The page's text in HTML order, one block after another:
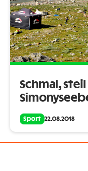
Schmal,
Sport 22.08.2018